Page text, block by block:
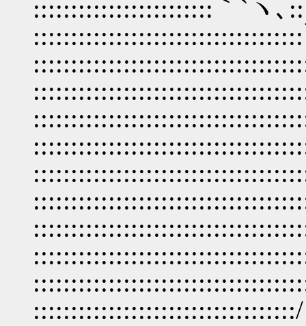
::::::::::::::::::::::::｀`
:::::::::::::::::::::::::::::::::::/